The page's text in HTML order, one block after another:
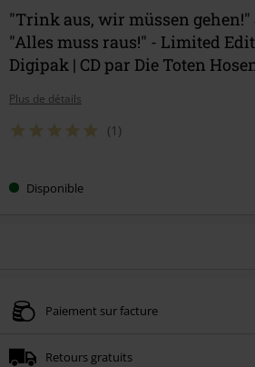
"Trink aus, wir müssen gehen!"
"Alles muss raus!" - Limited
Digipak | CD par Die Toten
Plus de détails
(1)
Disponible
Paiement sur facture
Retours gratuits